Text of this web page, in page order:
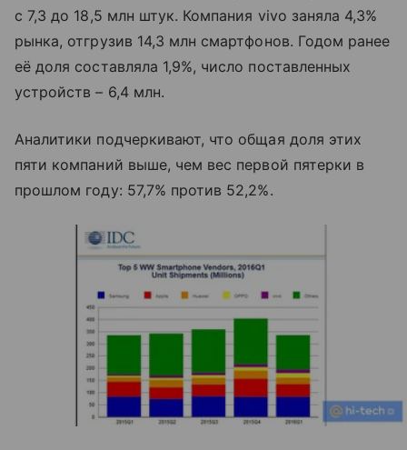
с 7,3 до 18,5 млн штук. Компания vivo заняла 4,3%
рынка, отгрузив 14,3 млн смартфонов. Годом ранее
её доля составляла 1,9%, число поставленных
устройств – 6,4 млн.
Аналитики подчеркивают, что общая доля этих
пяти компаний выше, чем вес первой пятерки в
прошлом году: 57,7% против 52,2%.